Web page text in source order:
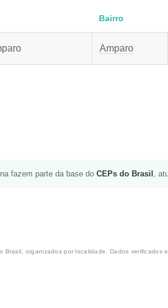
Bairro
Amparo
fazem parte da base do CEPs do Brasil ,
organizados por localidade. Dados verificados